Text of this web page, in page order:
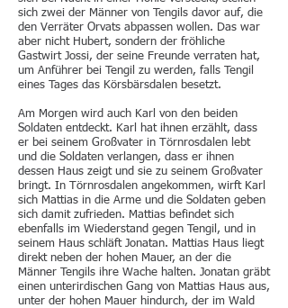
sich zwei der Männer von Tengils davor auf, die
den Verräter Orvats abpassen wollen. Das war
aber nicht Hubert, sondern der fröhliche
Gastwirt Jossi, der seine Freunde verraten hat,
um Anführer bei Tengil zu werden, falls Tengil
eines Tages das Körsbärsdalen besetzt.
Am Morgen wird auch Karl von den beiden
Soldaten entdeckt. Karl hat ihnen erzählt, dass
er bei seinem Großvater in Törnrosdalen lebt
und die Soldaten verlangen, dass er ihnen
dessen Haus zeigt und sie zu seinem Großvater
bringt. In Törnrosdalen angekommen, wirft Karl
sich Mattias in die Arme und die Soldaten geben
sich damit zufrieden. Mattias befindet sich
ebenfalls im Wiederstand gegen Tengil, und in
seinem Haus schläft Jonatan. Mattias Haus liegt
direkt neben der hohen Mauer, an der die
Männer Tengils ihre Wache halten. Jonatan gräbt
einen unterirdischen Gang von Mattias Haus aus,
unter der hohen Mauer hindurch, der im Wald